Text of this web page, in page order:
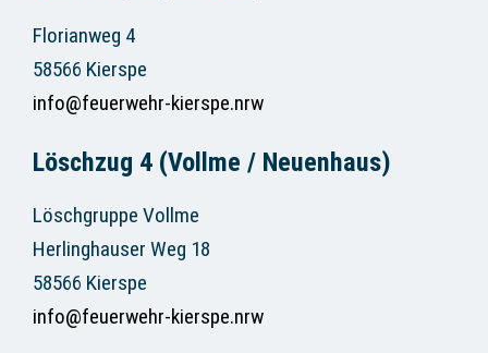
Florianweg 4
58566 Kierspe
info@feuerwehr-kierspe.nrw
Löschzug 4 (Vollme / Neuenhaus)
Löschgruppe Vollme
Herlinghauser Weg 18
58566 Kierspe
info@feuerwehr-kierspe.nrw